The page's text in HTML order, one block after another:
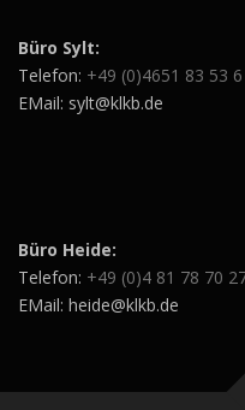
Büro Sylt:
Telefon: +49 (0)4651 83 53
EMail: sylt@klkb.de
Büro Heide:
Telefon: +49 (0)4 81 78 70
EMail: heide@klkb.de